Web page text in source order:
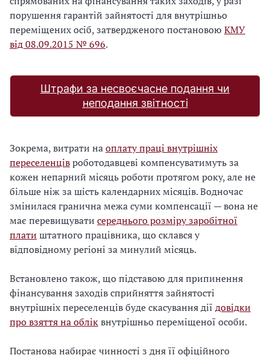
порушення гарантій зайнятості для внутрішньо
переміщених осіб, затвердженого постановою КМУ
від 08.09.2015 № 696.
Штрафи за несвоєчасне подання чи
неподання звітності
Зокрема, витрати наоплату праці внутрішніх
переселенцівроботодавцеві компенсуватимуть за
кожен непарний місяць роботи протягом року, але не
більше ніж за шість календарних місяців. Водночас
змінилася гранична межа суми компенсації — вона не
має перевищувати середнього розміру заробітної
плати штатного працівника, що склався у
відповідному регіоні за минулий місяць.
Встановлено також, що підставою для припинення
фінансування заходів сприйняття зайнятості
внутрішніх переселенців буде скасування дії довідки
про взяття на обліквнутрішньо переміщеної особи.
Постанова набирає чинності з дня її офіційного